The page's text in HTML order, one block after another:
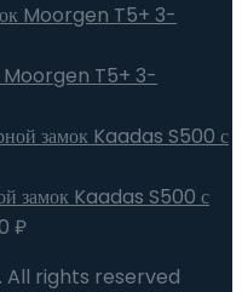
Moorgen T5+ 3-
замок Kaadas S500 с
₽
rights reserved